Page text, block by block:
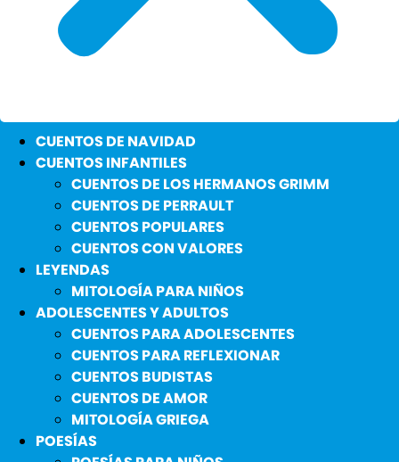
CUENTOS DE NAVIDAD
CUENTOS INFANTILES
CUENTOS DE LOS HERMANOS GRIMM
CUENTOS DE PERRAULT
CUENTOS POPULARES
CUENTOS CON VALORES
LEYENDAS
MITOLOGÍA PARA NIÑOS
ADOLESCENTES Y ADULTOS
CUENTOS PARA ADOLESCENTES
CUENTOS PARA REFLEXIONAR
CUENTOS BUDISTAS
CUENTOS DE AMOR
MITOLOGÍA GRIEGA
POESÍAS